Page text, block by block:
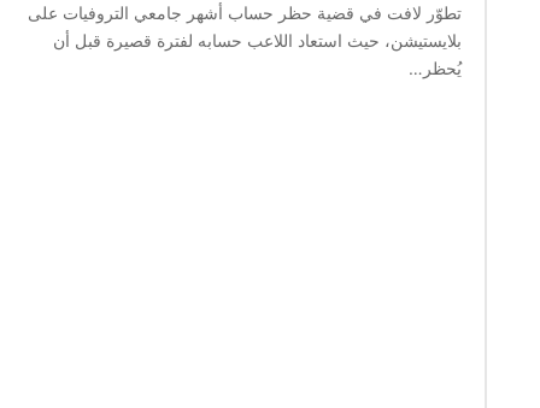
تطوّر لافت في قضية حظر حساب أشهر جامعي التروفيات على
بلايستيشن، حيث استعاد اللاعب حسابه لفترة قصيرة قبل أن
يُحظر…